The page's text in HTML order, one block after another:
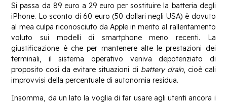
GDPR NIS2 Bandi ISO 27001
Sviluppo software BeeProd
Inizia a digitare per visualizzare le pagine consigliate.
Si passa da 89 euro a 29 euro per sostituire la batteria degli
iPhone. Lo sconto di 60 euro (50 dollari negli USA) è dovuto
al mea culpa riconosciuto da Apple in merito al rallentamento
voluto sui modelli di smartphone meno recenti. La
giustificazione è che per mantenere alte le prestazioni dei
terminali, il sistema operativo veniva depotenziato di
proposito così da evitare situazioni di battery drain, cioè cali
improvvisi della percentuale di autonomia residua.
Insomma, da un lato la voglia di far usare agli utenti ancora i